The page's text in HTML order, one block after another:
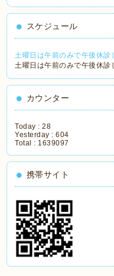
スケジュール
土曜日は午前のみで午後休診
土曜日は午前のみで午後休診
カウンター
Today :28
Yesterday :604
Total : 1639097
携帯サイト